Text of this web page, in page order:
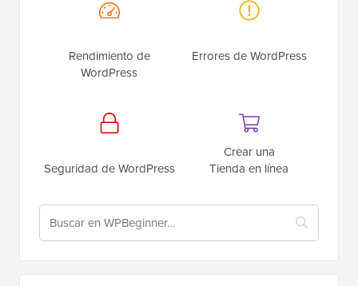
Rendimiento de
WordPress
Errores de WordPress
Seguridad de WordPress
Crear una
Tienda en línea